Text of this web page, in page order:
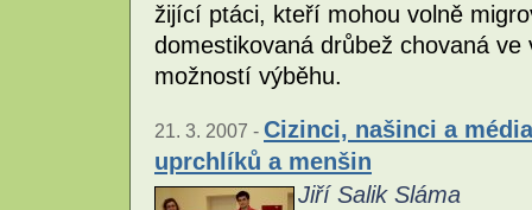
žijící ptáci, kteří mohou volně
domestikovaná drůbež chovaná
možností výběhu.
21. 3. 2007 - Cizinci, našinci a
uprchlíků a menšin
Jiří Salik Sláma